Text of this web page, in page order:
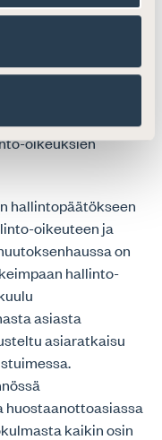
vaikutusten
on omiaan
mikä
vastaavan
oikeuksien
hallintopäätökseen
oikeuteen ja
on
hallinto-
asiasta
asiaratkaisu
kaikin osin